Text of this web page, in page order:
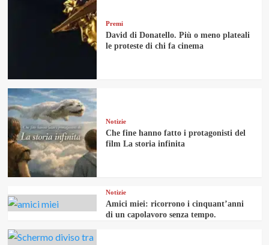
Premi
David di Donatello. Più o meno plateali
le proteste di chi fa cinema
Notizie
Che fine hanno fatto i protagonisti del
film La storia infinita
Notizie
Amici miei: ricorrono i cinquant’anni
di un capolavoro senza tempo.